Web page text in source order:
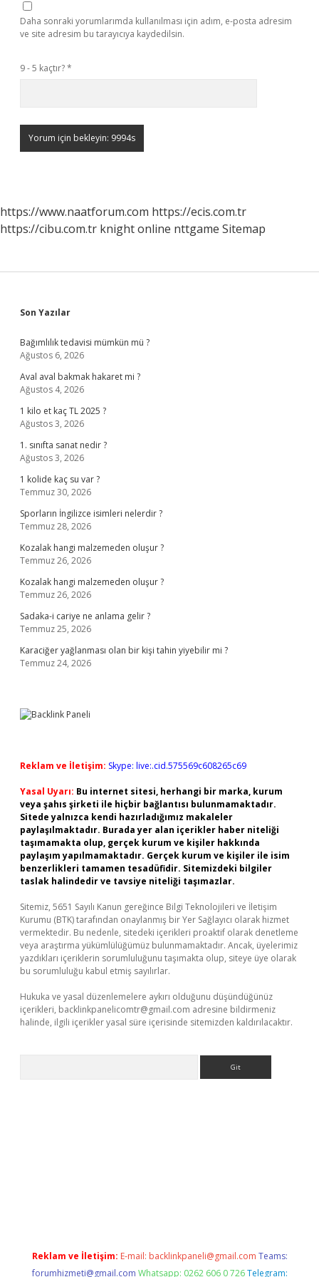
Daha sonraki yorumlarımda kullanılması için adım, e-posta adresim
ve site adresim bu tarayıcıya kaydedilsin.
9 - 5 kaçtır?*
https://www.naatforum.com https://ecis.com.tr
https://cibu.com.tr knight online nttgame Sitemap
Sidebar
Son Yazılar
Bağımlılık tedavisi mümkün mü ?
Ağustos 6, 2026
Aval aval bakmak hakaret mi ?
Ağustos 4, 2026
1 kilo et kaç TL 2025 ?
Ağustos 3, 2026
1. sınıfta sanat nedir ?
Ağustos 3, 2026
1 kolide kaç su var ?
Temmuz 30, 2026
Sporların İngilizce isimleri nelerdir ?
Temmuz 28, 2026
Kozalak hangi malzemeden oluşur ?
Temmuz 26, 2026
Kozalak hangi malzemeden oluşur ?
Temmuz 26, 2026
Sadaka-i cariye ne anlama gelir ?
Temmuz 25, 2026
Karaciğer yağlanması olan bir kişi tahin yiyebilir mi ?
Temmuz 24, 2026
Reklam ve İletişim: Skype: live:.cid.575569c608265c69
Yasal Uyarı: Bu internet sitesi, herhangi bir marka, kurum
veya şahıs şirketi ile hiçbir bağlantısı bulunmamaktadır.
Sitede yalnızca kendi hazırladığımız makaleler
paylaşılmaktadır. Burada yer alan içerikler haber niteliği
taşımamakta olup, gerçek kurum ve kişiler hakkında
paylaşım yapılmamaktadır. Gerçek kurum ve kişiler ile isim
benzerlikleri tamamen tesadüfidir. Sitemizdeki bilgiler
taslak halindedir ve tavsiye niteliği taşımazlar.
Sitemiz, 5651 Sayılı Kanun gereğince Bilgi Teknolojileri ve İletişim
Kurumu (BTK) tarafından onaylanmış bir Yer Sağlayıcı olarak hizmet
vermektedir. Bu nedenle, sitedeki içerikleri proaktif olarak denetleme
veya araştırma yükümlülüğümüz bulunmamaktadır. Ancak, üyelerimiz
yazdıkları içeriklerin sorumluluğunu taşımakta olup, siteye üye olarak
bu sorumluluğu kabul etmiş sayılırlar.
Hukuka ve yasal düzenlemelere aykırı olduğunu düşündüğünüz
içerikleri, backlinkpanelicomtr@gmail.com adresine bildirmeniz
halinde, ilgili içerikler yasal süre içerisinde sitemizden kaldırılacaktır.
Reklam ve İletişim: E-mail: backlinkpaneli@gmail.com Teams:
forumhizmeti@gmail.com Whatsapp: 0262 606 0 726 Telegram: